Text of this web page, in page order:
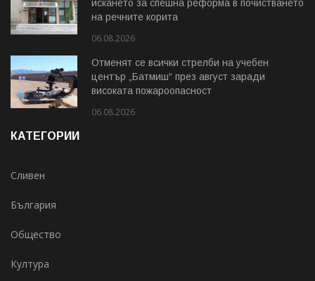
искането за спешна реформа в почистването
на речните корита
06.08.2026
Отменят се всички стрелби на учебен
център „Батмиш“ през август заради
високата пожароопасност
06.08.2026
КАТЕГОРИИ
Сливен
България
Общество
Култура